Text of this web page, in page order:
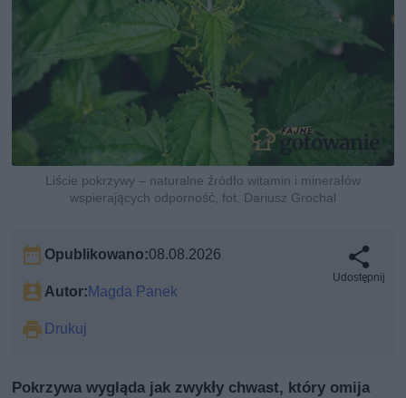
Liście pokrzywy – naturalne źródło witamin i minerałów
wspierających odporność, fot. Dariusz Grochal
Opublikowano:08.08.2026
Autor: Magda Panek
Drukuj
Udostępnij
Pokrzywa wygląda jak zwykły chwast, który omija